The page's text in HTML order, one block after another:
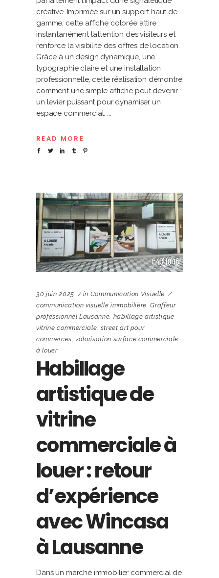
créative. Imprimée sur un support haut de
gamme, cette affiche colorée attire
instantanément l’attention des visiteurs et
renforce la visibilité des offres de location.
Grâce à un design dynamique, une
typographie claire et une installation
professionnelle, cette réalisation démontre
comment une simple affiche peut devenir
un levier puissant pour dynamiser un
espace commercial.
READ MORE
30 juin 2025 in Communication Visuelle
communication visuelle immobilière,Graffeur
professionnel Lausanne, habillage artistique
vitrine commerciale, street art pour
commerces,valorisation surface commerciale
à louer
Habillage
artistique de
vitrine
commerciale à
louer : retour
d’expérience
avec Wincasa
à Lausanne
Dans un marché immobilier commercial de